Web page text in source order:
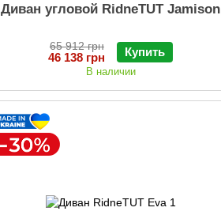
Диван угловой RidneTUT Jamison
65 912 грн
46 138 грн Купить
В наличии